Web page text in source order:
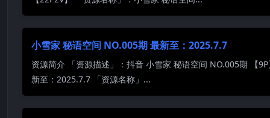
小雪家 秘语空间 NO.005期 最新至：2025.7.7
资源简介 「资源描述」：抖音 小雪家 秘语空间 NO.005期 【
新至：2025.7.7 「资源名称」...